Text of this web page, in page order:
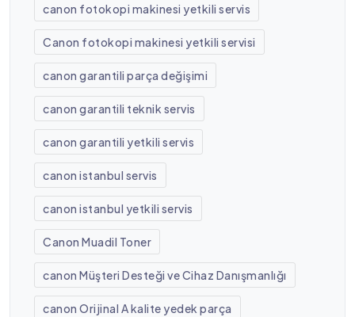
canon fotokopi makinesi yetkili servis
Canon fotokopi makinesi yetkili servisi
canon garantili parça değişimi
canon garantili teknik servis
canon garantili yetkili servis
canon istanbul servis
canon istanbul yetkili servis
Canon Muadil Toner
canon Müşteri Desteği ve Cihaz Danışmanlığı
canon Orijinal A kalite yedek parça